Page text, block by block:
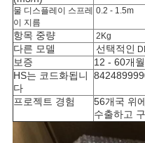
물 디스플레이 스프레
이 지름
0.2 - 1.5m
항목 중량 2Kg
다른 모델 선택적인
보증
12 - 60개
HS는 코드화됩니
다
프로젝트 경험
56개국 위
수출하고